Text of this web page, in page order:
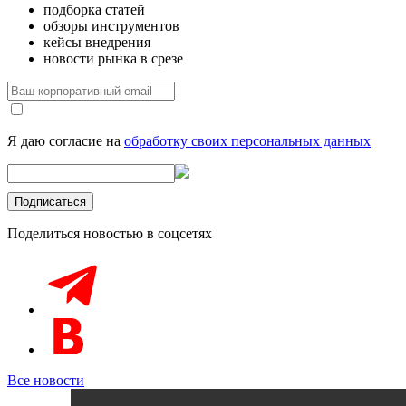
подборка статей
обзоры инструментов
кейсы внедрения
новости рынка в срезе
Я даю согласие на обработку своих персональных данных
Поделиться новостью в соцсетях
Все новости